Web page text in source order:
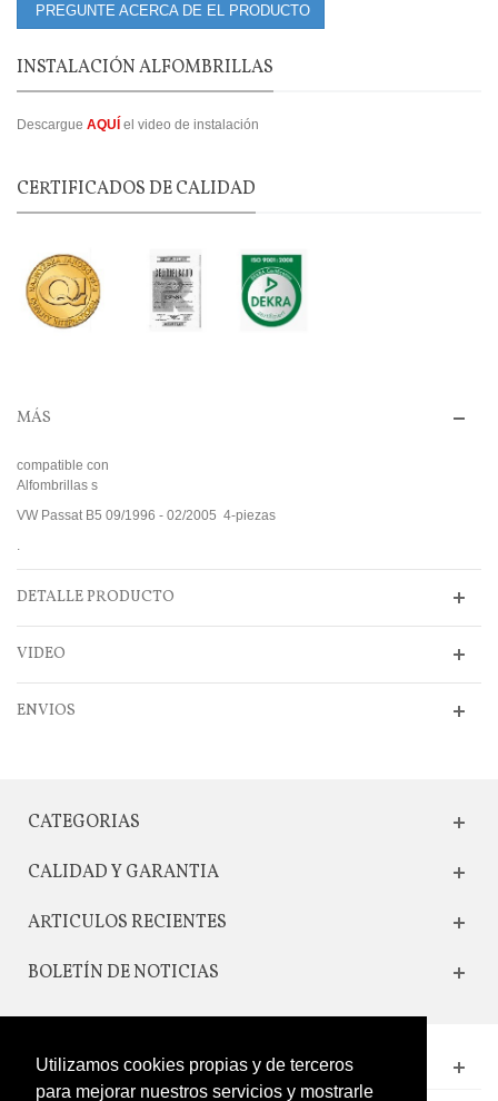
Utilizamos cookies propias y de terceros
para mejorar nuestros servicios y mostrarle
PREGUNTE ACERCA DE EL PRODUCTO
INSTALACIÓN ALFOMBRILLAS
Descargue AQUÍ el video de instalación
CERTIFICADOS DE CALIDAD
MÁS
compatible con
Alfombrillas s
VW Passat B5 09/1996 - 02/2005 4-piezas
.
DETALLE PRODUCTO
VIDEO
ENVIOS
CATEGORIAS
CALIDAD Y GARANTIA
ARTICULOS RECIENTES
BOLETÍN DE NOTICIAS
CONTACTO